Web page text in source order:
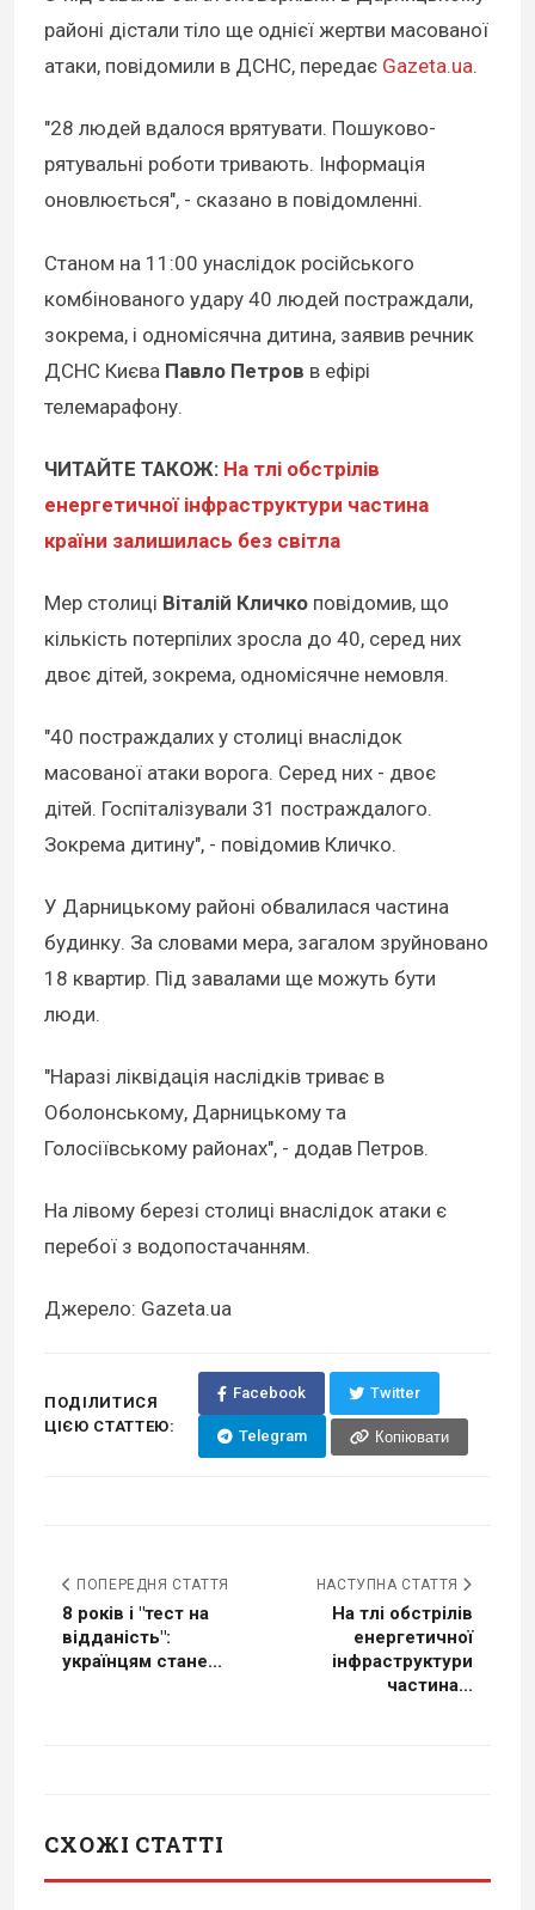
районі дістали тіло ще однієї жертви масованої
атаки, повідомили в ДСНС, передає Gazeta.ua.
"28 людей вдалося врятувати. Пошуково-
рятувальні роботи тривають. Інформація
оновлюється", - сказано в повідомленні.
Станом на 11:00 унаслідок російського
комбінованого удару 40 людей постраждали,
зокрема, і одномісячна дитина, заявив речник
ДСНС Києва Павло Петров в ефірі
телемарафону.
ЧИТАЙТЕ ТАКОЖ: На тлі обстрілів
енергетичної інфраструктури частина
країни залишилась без світла
Мер столиці Віталій Кличко повідомив, що
кількість потерпілих зросла до 40, серед них
двоє дітей, зокрема, одномісячне немовля.
"40 постраждалих у столиці внаслідок
масованої атаки ворога. Серед них - двоє
дітей. Госпіталізували 31 постраждалого.
Зокрема дитину", - повідомив Кличко.
У Дарницькому районі обвалилася частина
будинку. За словами мера, загалом зруйновано
18 квартир. Під завалами ще можуть бути
люди.
"Наразі ліквідація наслідків триває в
Оболонському, Дарницькому та
Голосіївському районах", - додав Петров.
На лівому березі столиці внаслідок атаки є
перебої з водопостачанням.
Джерело: Gazeta.ua
ПОДІЛИТИСЯ
ЦІЄЮ СТАТТЕЮ:
Facebook Twitter
Telegram Копіювати
ПОПЕРЕДНЯ СТАТТЯ
8 років і "тест на
відданість":
українцям стане...
НАСТУПНА СТАТТЯ
На тлі обстрілів
енергетичної
інфраструктури
частина...
СХОЖІ СТАТТІ